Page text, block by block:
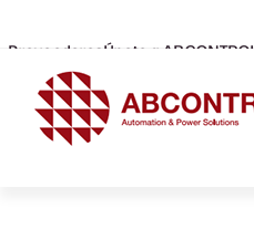
ProveedoresÚnete a ABCONTROL